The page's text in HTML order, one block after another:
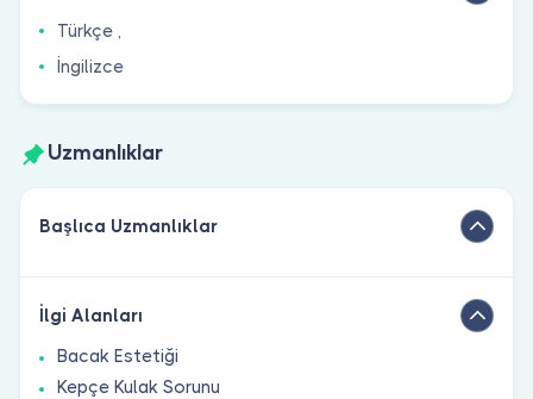
Türkçe ,
İngilizce
Uzmanlıklar
Başlıca Uzmanlıklar
İlgi Alanları
Bacak Estetiği
Kepçe Kulak Sorunu